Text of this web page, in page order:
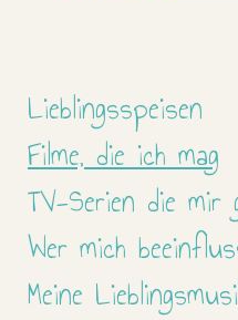
Lieblingsspeisen
Filme, die ich mag
TV-Serien die mir
Wer mich
Meine